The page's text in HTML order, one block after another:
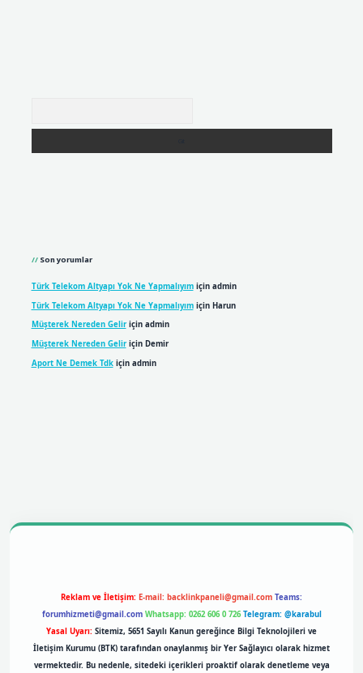
Son yorumlar
Türk Telekom Altyapı Yok Ne Yapmalıyımiçin admin
Türk Telekom Altyapı Yok Ne Yapmalıyımiçin Harun
Müşterek Nereden Geliriçin admin
Müşterek Nereden Geliriçin Demir
Aport Ne Demek Tdkiçin admin
Reklam ve İletişim: E-mail: backlinkpaneli@gmail.com Teams:
forumhizmeti@gmail.com Whatsapp: 0262 606 0 726 Telegram: @karabul
Yasal Uyarı: Sitemiz, 5651 Sayılı Kanun gereğince Bilgi Teknolojileri ve
İletişim Kurumu (BTK) tarafından onaylanmış bir Yer Sağlayıcı olarak hizmet
vermektedir. Bu nedenle, sitedeki içerikleri proaktif olarak denetleme veya